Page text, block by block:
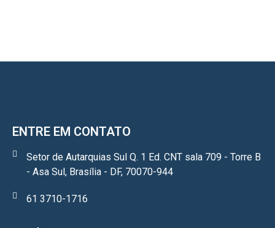
ENTRE EM CONTATO
Setor de Autarquias Sul Q. 1 Ed. CNT sala 709 - Torre B
- Asa Sul, Brasília - DF, 70070-944
61 3710-1716